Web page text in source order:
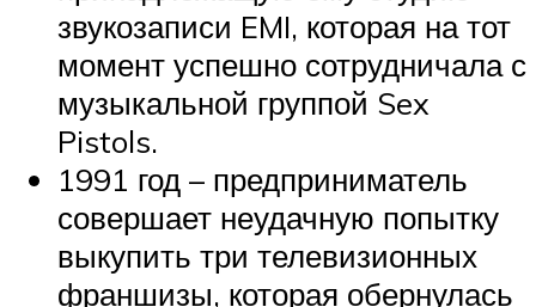
звукозаписи EMI, которая на тот
момент успешно сотрудничала с
музыкальной группой Sex
Pistols.
1991 год – предприниматель
совершает неудачную попытку
выкупить три телевизионных
франшизы, которая обернулась